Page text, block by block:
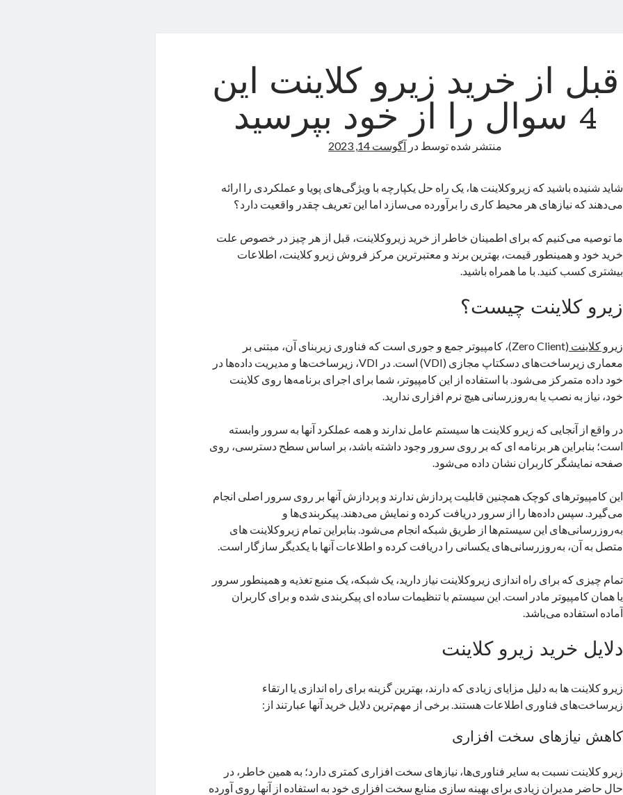
قبل از خرید زیرو کلاینت این
4 سوال را از خود بپرسید
منتشر شده توسط در آگوست 14, 2023
شاید شنیده باشید که زیروکلاینت ها، یک راه حل یکپارچه با ویژگی‌های پویا و عملکردی را ارائه
می‌دهند که نیازهای هر محیط کاری را برآورده می‌سازد اما این تعریف چقدر واقعیت دارد؟
ما توصیه می‌کنیم که برای اطمینان خاطر از خرید زیروکلاینت‌، قبل از هر چیز در خصوص علت
خرید خود و همینطور قیمت، بهترین برند و معتبرترین مرکز فروش زیرو کلاینت، اطلاعات
بیشتری کسب کنید. با ما همراه باشید.
زیرو کلاینت چیست؟
زیرو کلاینت
(Zero Client)، کامپیوتر جمع و جوری است که فناوری زیربنای آن، مبتنی بر
معماری زیرساخت‌های دسکتاپ مجازی (VDI) است. در VDI، زیرساخت‌ها و مدیریت داده‌ها در
خود داده متمرکز می‌شود. با استفاده از این کامپیوتر،‌ شما برای اجرای برنامه‌‌ها روی کلاینت
خود، نیاز به نصب یا به‌روزرسانی هیچ نرم افزاری ندارید.
در واقع از آنجایی که زیرو کلاینت ها سیستم عامل ندارند و همه عملکرد آنها به سرور وابسته
است؛ بنابراین هر برنامه ای که بر روی سرور وجود داشته باشد، بر اساس سطح دسترسی، روی
صفحه نمایشگر کاربران نشان داده می‌شود.
این کامپیوترهای کوچک همچنین قابلیت پردازش ندارند و پردازش آنها بر روی سرور اصلی انجام
می‌گیرد. سپس داده‌ها را از سرور دریافت کرده و نمایش می‌دهند. پیکربندی‌ها و
به‌روزرسانی‌های این سیستم‌ها از طریق شبکه انجام می‌شود. بنابراین تمام زیروکلاینت های
متصل به آن، به‌روزرسانی‌های یکسانی را دریافت کرده و اطلاعات آنها با یکدیگر سازگار است.
تمام چیزی که برای راه اندازی زیروکلاینت نیاز دارید، یک شبکه، یک منبع تغذیه و همینطور سرور
یا همان کامپیوتر مادر است. این سیستم با تنظیمات ساده ای پیکربندی شده و برای کاربران
آماده استفاده می‌باشد.
دلایل خرید زیرو کلاینت
زیرو کلاینت ها به دلیل مزایای زیادی که دارند، بهترین گزینه برای راه اندازی یا ارتقاء
زیرساخت‌های فناوری اطلاعات هستند. برخی از مهم‌ترین دلایل خرید آنها عبارتند از:
کاهش نیازهای سخت افزاری
زیرو کلاینت نسبت به سایر فناوری‌ها، نیازهای سخت افزاری کمتری دارد؛ به همین خاطر، در
حال حاضر مدیران زیادی برای بهینه سازی منابع سخت افزاری خود به استفاده از آنها روی آورده